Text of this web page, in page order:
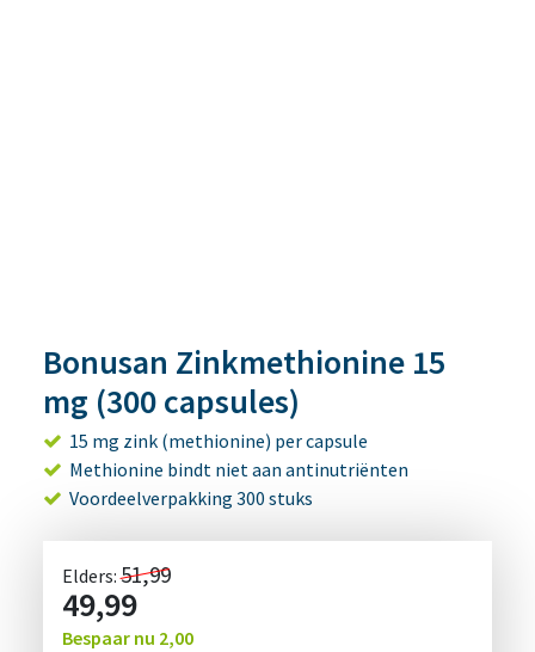
Bonusan Zinkmethionine 15
mg (300 capsules)
15 mg zink (methionine) per capsule
Methionine bindt niet aan antinutriënten
Voordeelverpakking 300 stuks
Elders:51,99
49,99
Bespaar nu 2,00